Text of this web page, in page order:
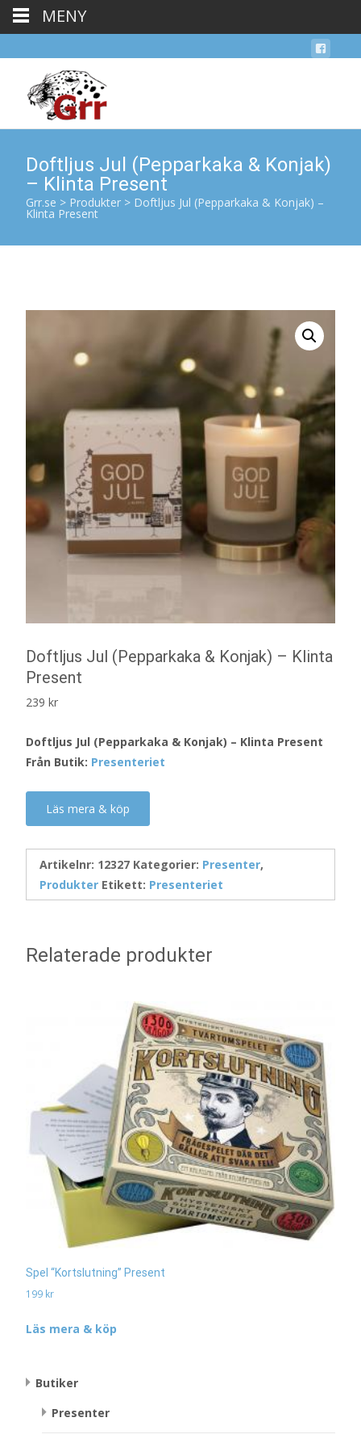
Doftljus Jul (Pepparkaka & Konjak)
– Klinta Present
Grr.se > Produkter > Doftljus Jul (Pepparkaka & Konjak) –
Klinta Present
Doftljus Jul (Pepparkaka & Konjak) – Klinta
Present
239 kr
Doftljus Jul (Pepparkaka & Konjak) – Klinta Present
Från Butik: Presenteriet
Läs mera & köp
Artikelnr: 12327 Kategorier: Presenter,
Produkter Etikett: Presenteriet
Relaterade produkter
Spel “Kortslutning” Present
199 kr
Läs mera & köp
Butiker
Presenter
MENY